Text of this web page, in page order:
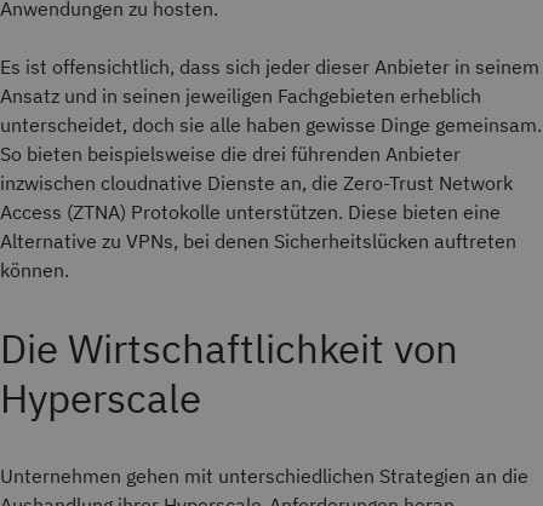
Anwendungen zu hosten.
Es ist offensichtlich, dass sich jeder dieser Anbieter in seinem
Ansatz und in seinen jeweiligen Fachgebieten erheblich
unterscheidet, doch sie alle haben gewisse Dinge gemeinsam.
So bieten beispielsweise die drei führenden Anbieter
inzwischen cloudnative Dienste an, die Zero-Trust Network
Access (ZTNA) Protokolle unterstützen. Diese bieten eine
Alternative zu VPNs, bei denen Sicherheitslücken auftreten
können.
Die Wirtschaftlichkeit von
Hyperscale
Unternehmen gehen mit unterschiedlichen Strategien an die